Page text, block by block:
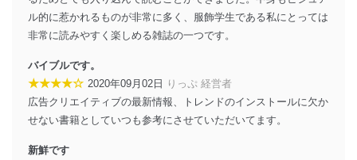
係
TEL：0570-200-223
FAX：03-5459-7073
改訂：2025年2月20日
制定：2005年4月1日
株式会社富士山マガジンサービス
代表取締役会長 西野 伸一郎
個人情報の取扱いについて
ル的に惹かれるものが非常に多く、服飾学生である私にとっては
非常に読みやすく楽しめる雑誌の一つです。
バイブルです。
★★★★☆ 2020年09月02日
りっぷ 経営者
広告クリエイティブの最新情報、トレンドのインストールに欠か
せない書籍としていつも参考にさせていただいてます。
新鮮です